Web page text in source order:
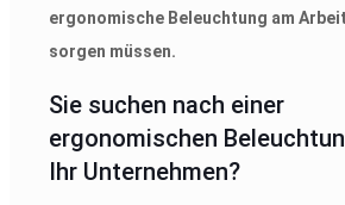
ergonomische Beleuchtung am
sorgen müssen.
Sie suchen nach einer
ergonomischen
Ihr Unternehmen?